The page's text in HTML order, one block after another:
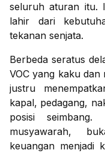
seluruh aturan itu.
lahir dari
tekanan senjata.
Berbeda seratus
VOC yang kaku
justru
kapal, pedagang,
posisi seimbang.
musyawarah,
keuangan menjadi